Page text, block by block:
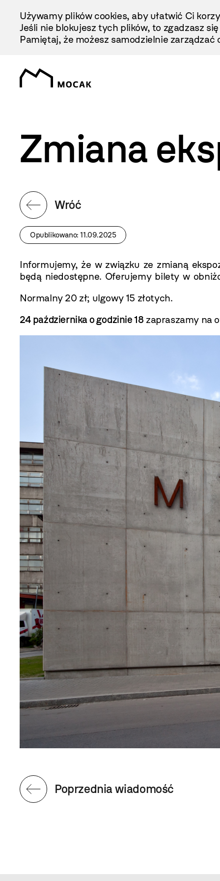
Treści
Używamy plików cookies, aby ułatwić Ci
Jeśli nie blokujesz tych plików, to zgadzasz
Pamiętaj, że możesz samodzielnie
Zmiana
Wróć
Opublikowano: 11.09.2025
Informujemy, że w związku ze zmianą
będą niedostępne. Oferujemy bilety w
Normalny 20 zł; ulgowy 15 złotych.
24 października o godzinie 18 zapraszamy na
Poprzednia wiadomość